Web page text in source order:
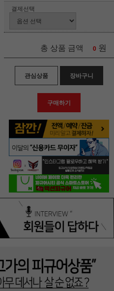
결제선택
총 상품 금액 0 원
관심상품 장바구니
구매하기